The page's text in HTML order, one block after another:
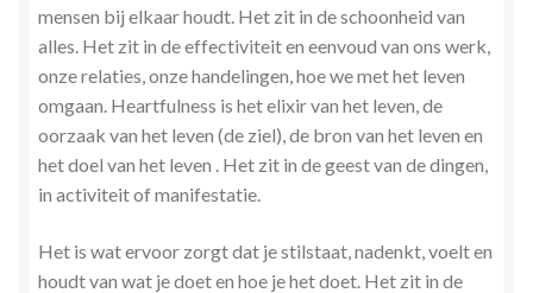
Stress en Burn-out Coaching
Transactionele Analyse
Tweelingvlam
mensen bij elkaar houdt. Het zit in de schoonheid van
alles. Het zit in de effectiviteit en eenvoud van ons werk,
onze relaties, onze handelingen, hoe we met het leven
omgaan. Heartfulness is het elixir van het leven, de
oorzaak van het leven (de ziel), de bron van het leven en
het doel van het leven . Het zit in de geest van de dingen,
in activiteit of manifestatie.
Het is wat ervoor zorgt dat je stilstaat, nadenkt, voelt en
houdt van wat je doet en hoe je het doet. Het zit in de